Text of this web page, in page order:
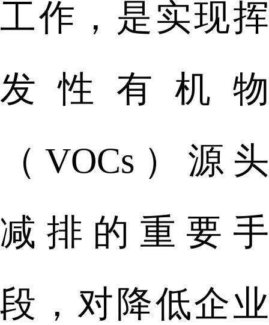
工作，是实现挥
发性有机物
（VOCs）源头
减排的重要手
段，对降低企业